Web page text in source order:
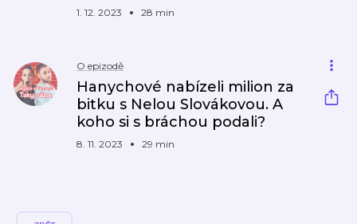
1. 12. 2023 28 min
O epizodě
Hanychové nabízeli milion za
bitku s Nelou Slovákovou. A
koho si s bráchou podali?
8. 11. 2023 29 min